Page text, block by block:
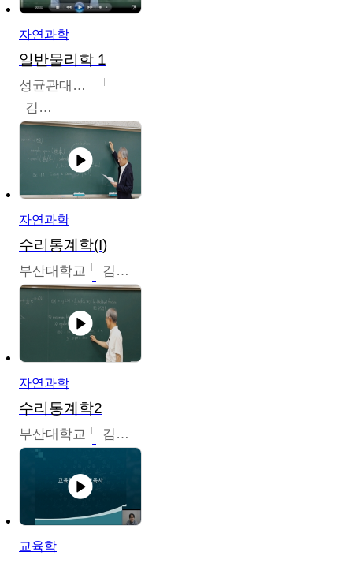
자연과학
일반물리학 1
성균관대학교
김범준
자연과학
수리통계학(I)
부산대학교 김충락
자연과학
수리통계학2
부산대학교 김충락
교육학